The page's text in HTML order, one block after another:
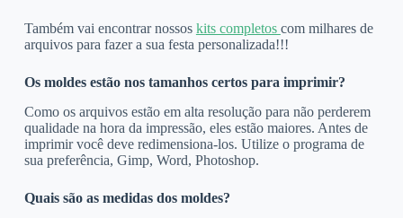
Também vai encontrar nossos kits completos com milhares de
arquivos para fazer a sua festa personalizada!!!
Os moldes estão nos tamanhos certos para imprimir?
Como os arquivos estão em alta resolução para não perderem
qualidade na hora da impressão, eles estão maiores. Antes de
imprimir você deve redimensiona-los. Utilize o programa de
sua preferência, Gimp, Word, Photoshop.
Quais são as medidas dos moldes?